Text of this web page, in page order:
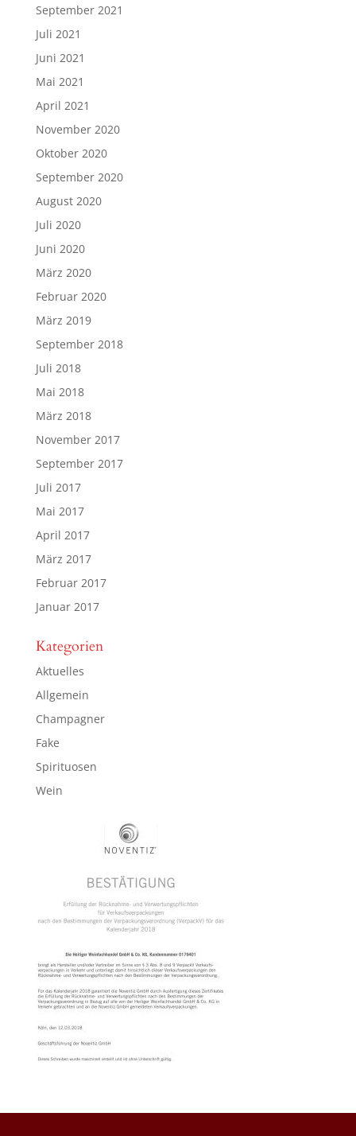
September 2021
Juli 2021
Juni 2021
Mai 2021
April 2021
November 2020
Oktober 2020
September 2020
August 2020
Juli 2020
Juni 2020
März 2020
Februar 2020
März 2019
September 2018
Juli 2018
Mai 2018
März 2018
November 2017
September 2017
Juli 2017
Mai 2017
April 2017
März 2017
Februar 2017
Januar 2017
Kategorien
Aktuelles
Allgemein
Champagner
Fake
Spirituosen
Wein